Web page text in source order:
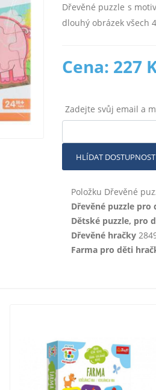
Dřevěné puzzle s
dlouhý obrázek všech
Cena: 227
Zadejte svůj email a
HLÍDAT DOSTUPNOST
Položku Dřevěné
Dřevěné puzzle pro
Dětské puzzle, pro
Dřevěné hračky
Farma pro děti